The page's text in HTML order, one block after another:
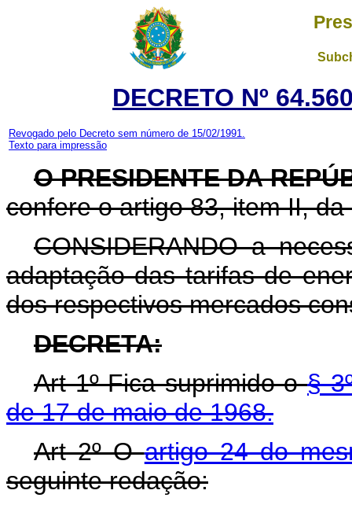
DECRETO Nº
Revogado pelo Decreto sem número de 15/02/1991.
Texto para impressão
O PRESIDENTE DA
confere o artigo 83, item II,
CONSIDERANDO a
adaptação das tarifas de
dos respectivos mercados
DECRETA:
Art 1º Fica suprimido o§
de 17 de maio de 1968.
Art 2º Oartigo 24 do
seguinte redação: